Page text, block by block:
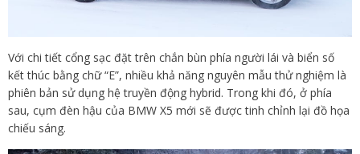
Với chi tiết cổng sạc đặt trên chắn bùn phía người lái và biển số
kết thúc bằng chữ “E”, nhiều khả năng nguyên mẫu thử nghiệm là
phiên bản sử dụng hệ truyền động hybrid. Trong khi đó, ở phía
sau, cụm đèn hậu của BMW X5 mới sẽ được tinh chỉnh lại đồ họa
chiếu sáng.